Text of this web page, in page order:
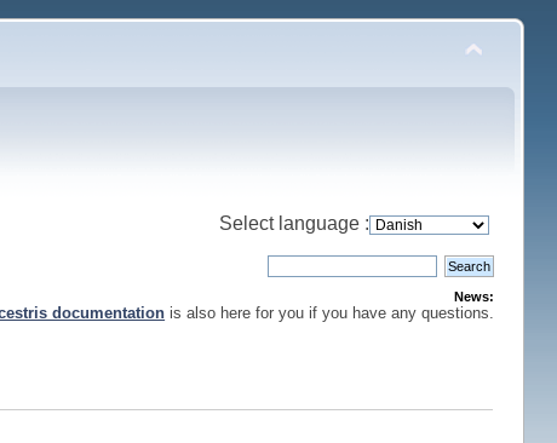
Select language :
News:
documentation is also here for you if you have any questions.